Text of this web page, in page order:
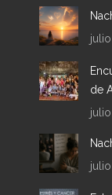
in
new
window
in
new
window
de